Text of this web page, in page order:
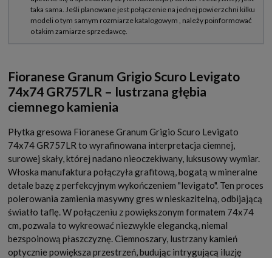
Fioranese Granum Grigio Scuro Levigato
74x74 GR757LR – lustrzana głębia
ciemnego kamienia
Płytka gresowa Fioranese Granum Grigio Scuro Levigato
74x74 GR757LR to wyrafinowana interpretacja ciemnej,
surowej skały, której nadano nieoczekiwany, luksusowy wymiar.
Włoska manufaktura połączyła grafitową, bogatą w mineralne
detale bazę z perfekcyjnym wykończeniem "levigato". Ten proces
polerowania zamienia masywny gres w nieskazitelną, odbijającą
światło taflę. W połączeniu z powiększonym formatem 74x74
cm, pozwala to wykreować niezwykle elegancką, niemal
bezspoinową płaszczyznę. Ciemnoszary, lustrzany kamień
optycznie powiększa przestrzeń, budując intrygującą iluzję